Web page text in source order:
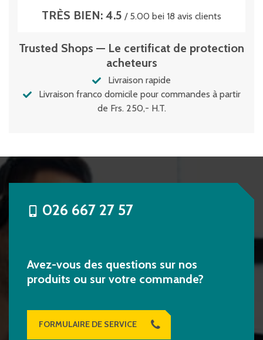
TRÈS BIEN: 4.5 / 5.00 bei 18 avis clients
Trusted Shops — Le certificat de protection
acheteurs
Livraison rapide
Livraison franco domicile pour commandes à partir
de Frs. 250,- H.T.
026 667 27 57
Avez-vous des questions sur nos
produits ou sur votre commande?
FORMULAIRE DE SERVICE